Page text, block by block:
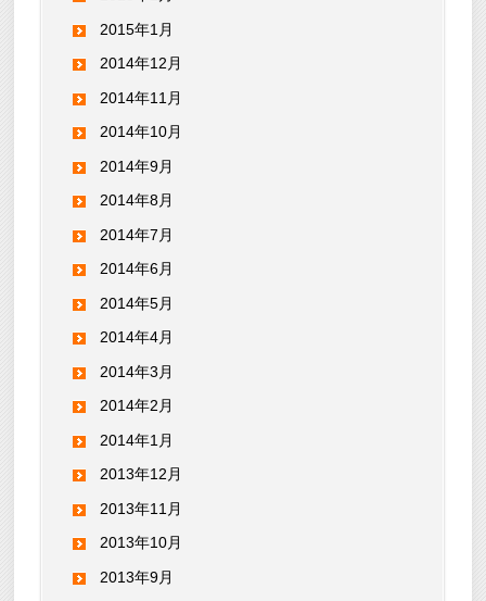
2015年1月
2014年12月
2014年11月
2014年10月
2014年9月
2014年8月
2014年7月
2014年6月
2014年5月
2014年4月
2014年3月
2014年2月
2014年1月
2013年12月
2013年11月
2013年10月
2013年9月